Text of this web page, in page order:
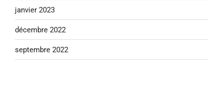
janvier 2023
décembre 2022
septembre 2022